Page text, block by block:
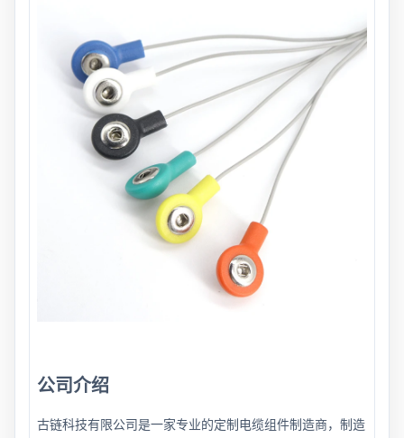
公司介绍
古链科技有限公司是一家专业的定制电缆组件制造商，制造